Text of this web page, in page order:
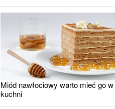
Miód nawłociowy warto mieć go w
kuchni